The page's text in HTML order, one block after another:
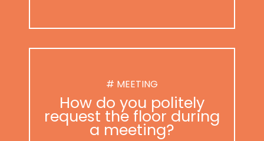
# MEETING
How do you politely
request the floor during
a meeting?